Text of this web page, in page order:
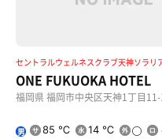
セントラルウェルネスクラブ天神ソラリ
ONE FUKUOKA HOTEL
福岡県 福岡市中央区天神1丁目11-
男 85 ℃ 14 ℃